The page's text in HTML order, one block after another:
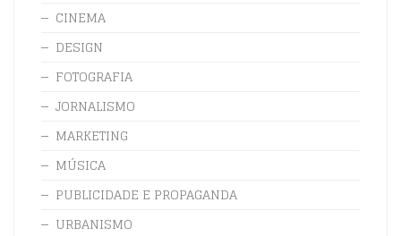
CINEMA
DESIGN
FOTOGRAFIA
JORNALISMO
MARKETING
MÚSICA
PUBLICIDADE E PROPAGANDA
URBANISMO